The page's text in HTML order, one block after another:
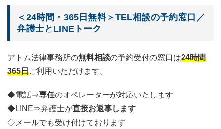
＜24時間・365日無料＞TEL相談の予約窓口／
弁護士とLINEトーク
アトム法律事務所の無料相談の予約受付の窓口は24時間
365日ご利用いただけます。
◆電話⇒専任のオペレーターが対応いたします
◆LINE⇒弁護士が直接お返事します
◇メールでも受け付けております